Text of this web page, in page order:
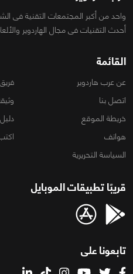
واحد من أكبر المجتمعات التقنية فى
أحدث التقنيات فى مجال الهاردوير
القائمة
عن عرب هاردوير
اتصل بنا
خريطة الموقع
هواتف
السياسة التحريرية
قريبًا تطبيقات الموبايل
تابعونا على